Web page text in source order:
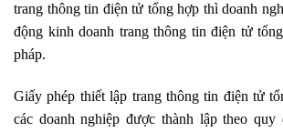
trang thông tin điện tử tổng hợp thì doanh
động kinh doanh trang thông tin điện tử
pháp.
Giấy phép thiết lập trang thông tin điện tử
các doanh nghiệp được thành lập theo quy